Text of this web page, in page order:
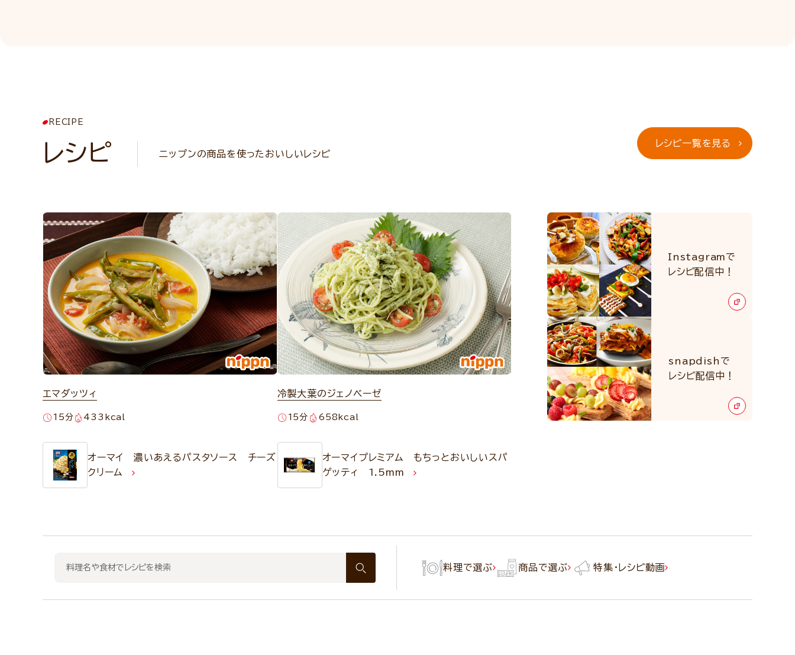
RECIPE
レシピ ニップンの商品を使ったおいしいレシピ
レシピ一覧を見る
エマダッツィ
15分 433kcal
オーマイ 濃いあえるパスタソース チーズ
クリーム
冷製大葉のジェノベーゼ
15分 658kcal
オーマイプレミアム もちっとおいしいスパ
ゲッティ 1.5mm
Instagramで
レシピ配信中！
snapdishで
レシピ配信中！
料理で選ぶ 商品で選ぶ 特集・レシピ動画